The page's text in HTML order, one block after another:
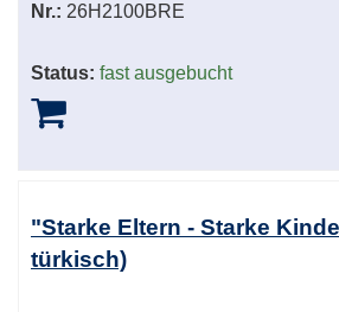
Nr.: 26H2100BRE
Status: fast ausgebucht
"Starke Eltern - Starke
türkisch)